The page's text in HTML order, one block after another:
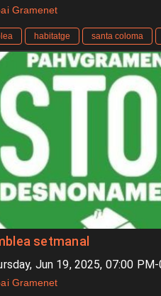
Gramenet
habitatge santa coloma
setmanal
Jun 19, 2025, 07:00
Gramenet